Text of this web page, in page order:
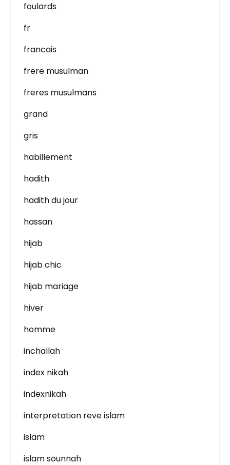
foulards
fr
francais
frere musulman
freres musulmans
grand
gris
habillement
hadith
hadith du jour
hassan
hijab
hijab chic
hijab mariage
hiver
homme
inchallah
index nikah
indexnikah
interpretation reve islam
islam
islam sounnah